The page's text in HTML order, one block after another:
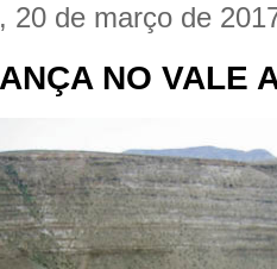
20 de março de
NO VALE